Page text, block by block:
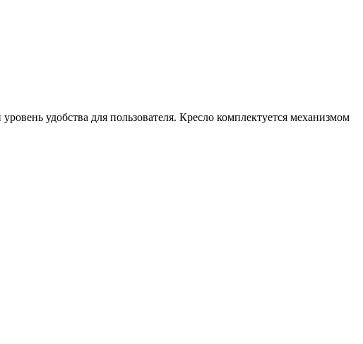
удобства для пользователя. Кресло комплектуется механизмом